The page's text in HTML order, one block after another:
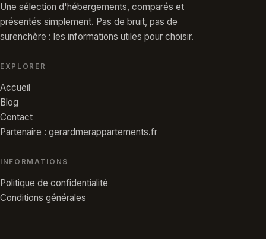
Une sélection d'hébergements, comparés et
présentés simplement. Pas de bruit, pas de
surenchère : les informations utiles pour choisir.
EXPLORER
Accueil
Blog
Contact
Partenaire : gerardmerappartements.fr
INFORMATIONS
Politique de confidentialité
Conditions générales